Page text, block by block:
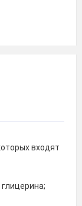
входят